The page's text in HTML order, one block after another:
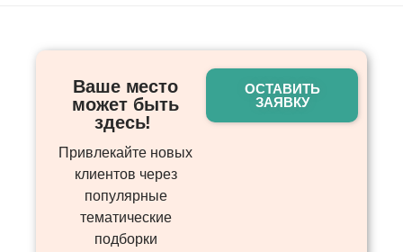
Ваше место
может быть
здесь! ​
Привлекайте новых
клиентов через
популярные
тематические
подборки
ОСТАВИТЬ
ЗАЯВКУ